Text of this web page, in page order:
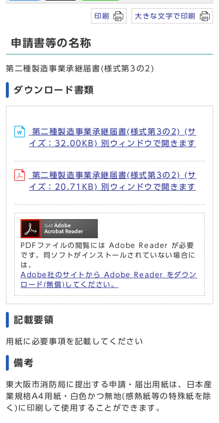
印刷 大きな文字で印刷
申請書等の名称
第二種製造事業承継届書(様式第3の2)
ダウンロード書類
第二種製造事業承継届書(様式第3の2) (サ
イズ：32.00KB) 別ウィンドウで開きます
第二種製造事業承継届書(様式第3の2) (サ
イズ：20.71KB) 別ウィンドウで開きます
PDFファイルの閲覧には Adobe Reader が必要
です。同ソフトがインストールされていない場合に
は、
Adobe社のサイトから Adobe Reader をダウン
ロード(無償)してください。
記載要領
用紙に必要事項を記載してください
備考
東大阪市消防局に提出する申請・届出用紙は、日本産
業規格A4用紙・白色かつ無地(感熱紙等の特殊紙を除
く)に印刷して使用することができます。